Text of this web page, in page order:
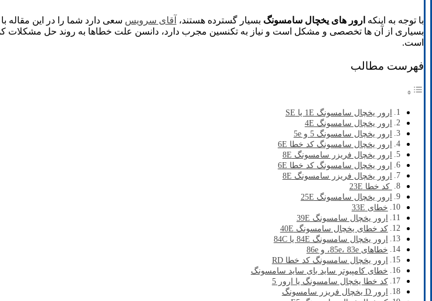
با توجه به اینکه ارور های یخچال سامسونگ بسیار گسترده هستند، آقای سرویس سعی دارد شما را در این مقاله
بسیاری از آن ها تخصصی و مشکل است و نیاز به تکنسین مجرب دارد، دانسن علت خطاها به روند حل
است.
فهرست مطالب
ارور یخچال سامسونگ 1E یا SE
ارور یخچال سامسونگ 4E
ارور یخچال سامسونگ 5 و 5e
ارور یخچال سامسونگ کد خطا 6E
ارور یخچال فریزر سامسونگ 8E
ارور یخچال سامسونگ کد خطا 6E
ارور یخچال فریزر سامسونگ 8E
کد خطا 23E
ارور یخچال سامسونگ 25E
خطای 33E
ارور یخچال سامسونگ 39E
کد خطای یخچال سامسونگ 40E
ارور یخچال سامسونگ 84E یا 84C
خطاهای 85e، 83e، و 86e
ارور یخچال سامسونگ کد خطا RD
خطای کامپیوتر ساید بای ساید سامسونگ
کد خطا یخچال سامسونگ یا ارور 5
ارور D یخچال فریزر سامسونگ